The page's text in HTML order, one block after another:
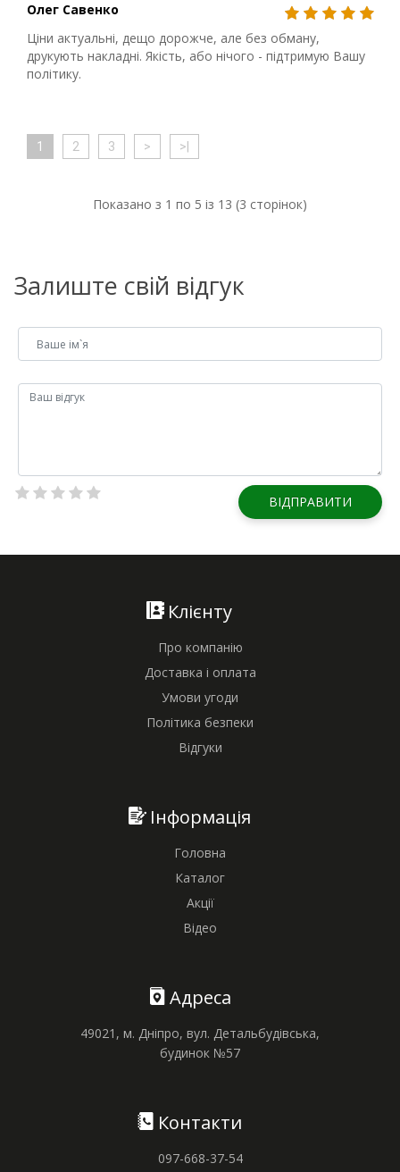
Олег Савенко
Ціни актуальні, дещо дорожче, але без обману,
друкують накладні. Якість, або нічого - підтримую Вашу
політику.
1 2 3 > >|
Показано з 1 по 5 із 13 (3 сторінок)
Залиште свій відгук
ВІДПРАВИТИ
Клієнту
Про компанію
Доставка і оплата
Умови угоди
Політика безпеки
Відгуки
Інформація
Головна
Каталог
Акції
Відео
Адреса
49021, м. Дніпро, вул. Детальбудівська,
будинок №57
Контакти
097-668-37-54